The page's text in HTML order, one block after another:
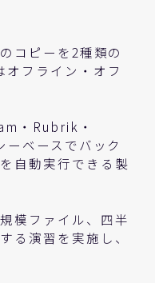
コピーを2種類の
オフライン・オフ
・Rubrik・
ベースでバック
自動実行できる製
模ファイル、四半
る演習を実施し、